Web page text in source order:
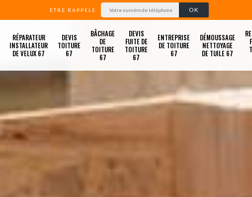
ÊTRE RAPPELÉ
RÉPARATEUR
INSTALLATEUR
DE VELUX 67
DEVIS
TOITURE
67
BÂCHAGE
DE
TOITURE
67
DEVIS
FUITE DE
TOITURE
67
ENTREPRISE
DE TOITURE
67
DÉMOUSSAGE
NETTOYAGE
DE TUILE 67